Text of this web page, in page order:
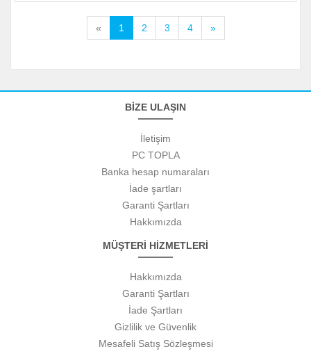
« 1 2 3 4 »
BİZE ULAŞIN
İletişim
PC TOPLA
Banka hesap numaraları
İade şartları
Garanti Şartları
Hakkımızda
MÜŞTERİ HİZMETLERİ
Hakkımızda
Garanti Şartları
İade Şartları
Gizlilik ve Güvenlik
Mesafeli Satış Sözleşmesi